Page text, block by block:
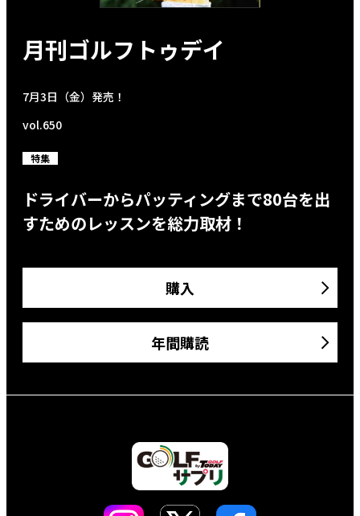
月刊ゴルフトゥデイ
7月3日（金）発売！
vol.650
特集
ドライバーからパッティングまで80台を出
すためのレッスンを総力取材！
購入
年間購読